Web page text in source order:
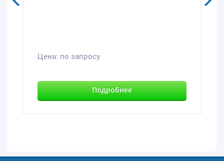
Цена: по запросу
Подробнее